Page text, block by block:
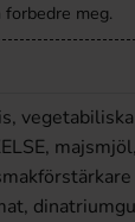
meg.